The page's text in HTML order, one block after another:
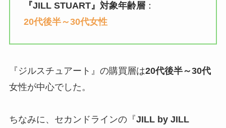
『JILL STUART』対象年齢層：
20代後半～30代女性
『ジルスチュアート』の購買層は20代後半～30代
女性が中心でした。
ちなみに、セカンドラインの『JILL by JILL